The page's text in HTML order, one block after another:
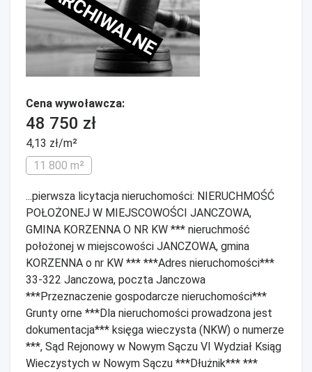
ARCHIWALNE
Cena wywoławcza:
48 750 zł
4,13 zł/m²
11 800 m²
...pierwsza licytacja nieruchomości: NIERUCHMOŚĆ
POŁOŻONEJ W MIEJSCOWOŚCI JANCZOWA,
GMINA KORZENNA O NR KW *** nieruchmość
położonej w miejscowości JANCZOWA, gmina
KORZENNA o nr KW *** ***Adres nieruchomości***
33-322 Janczowa, poczta Janczowa
***Przeznaczenie gospodarcze nieruchomości***
Grunty orne ***Dla nieruchomości prowadzona jest
dokumentacja*** księga wieczysta (NKW) o numerze
***, Sąd Rejonowy w Nowym Sączu VI Wydział Ksiąg
Wieczystych w Nowym Sączu ***Dłużnik*** ***